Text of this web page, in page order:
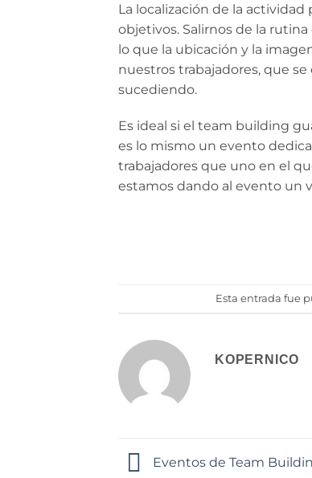
La localización de la
objetivos. Salirnos de la
lo que la ubicación y la
nuestros trabajadores, que
sucediendo.
Es ideal si el team building
es lo mismo un evento
trabajadores que uno en el
estamos dando al evento un
Esta entrada fue
KOPERNICO
Eventos de Team